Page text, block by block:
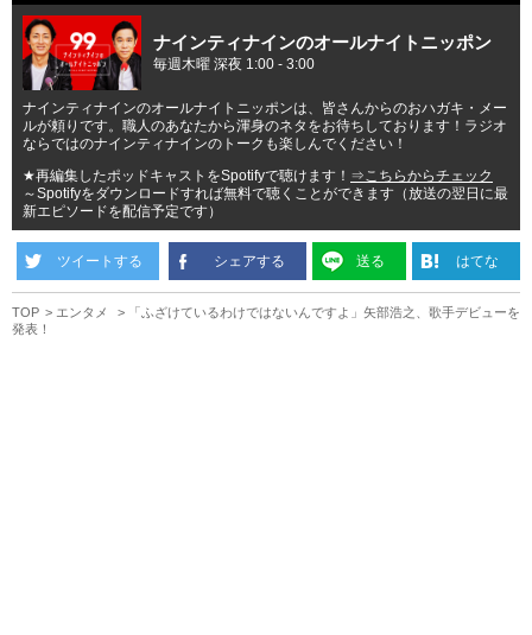
ナインティナインのオールナイトニッポン
毎週木曜 深夜 1:00 - 3:00
ナインティナインのオールナイトニッポンは、皆さんからのおハガキ・メー
ルが頼りです。職人のあなたから渾身のネタをお待ちしております！ラジオ
ならではのナインティナインのトークも楽しんでください！
★再編集したポッドキャストをSpotifyで聴けます！ ⇒こちらからチェック
～Spotifyをダウンロードすれば無料で聴くことができます（放送の翌日に最
新エピソードを配信予定です）
ツイートする シェアする 送る はてな
TOP エンタメ
「ふざけているわけではないんですよ」矢部浩之、歌手デビューを
発表！